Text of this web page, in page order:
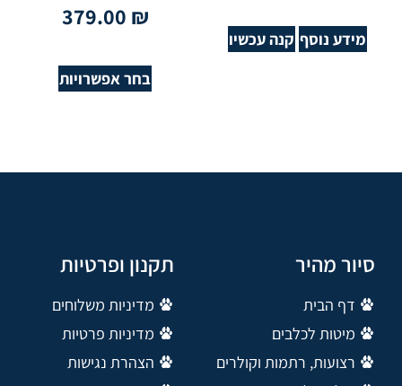
מידע נוסף קנה עכשיו
379.00 ₪
בחר אפשרויות
סיור מהיר
דף הבית
מיטות לכלבים
רצועות, רתמות וקולרים
תקנון ופרטיות
מדיניות משלוחים
מדיניות פרטיות
הצהרת נגישות